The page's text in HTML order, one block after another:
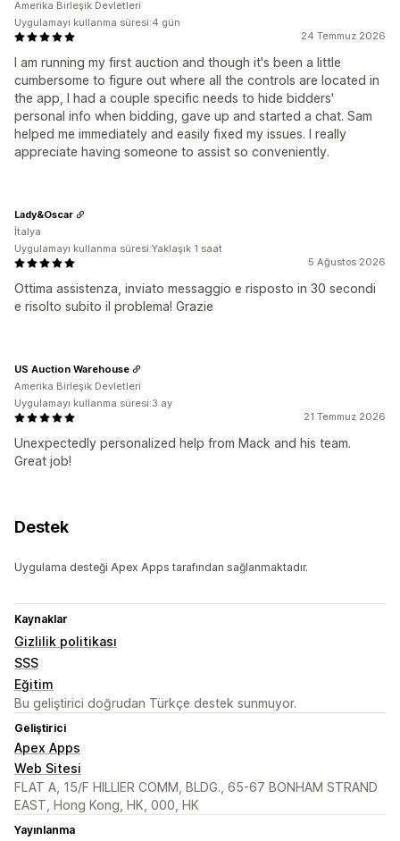
24 Temmuz 2026
I am running my first auction and though it's been a little
cumbersome to figure out where all the controls are located in
the app, I had a couple specific needs to hide bidders'
personal info when bidding, gave up and started a chat. Sam
helped me immediately and easily fixed my issues. I really
appreciate having someone to assist so conveniently.
Amerika Birleşik Devletleri
Uygulamayı kullanma süresi:4 gün
5 Ağustos 2026
Ottima assistenza, inviato messaggio e risposto in 30 secondi
e risolto subito il problema! Grazie
Lady&Oscar
İtalya
Uygulamayı kullanma süresi:Yaklaşık 1 saat
21 Temmuz 2026
Unexpectedly personalized help from Mack and his team.
Great job!
US Auction Warehouse
Amerika Birleşik Devletleri
Uygulamayı kullanma süresi:3 ay
Destek
Uygulama desteği Apex Apps tarafından sağlanmaktadır.
Kaynaklar
Gizlilik politikası
SSS
Eğitim
Bu geliştirici doğrudan Türkçe destek sunmuyor.
Geliştirici
Apex Apps
Web Sitesi
FLAT A, 15/F HILLIER COMM, BLDG., 65-67 BONHAM STRAND
EAST, Hong Kong, HK, 000, HK
Yayınlanma